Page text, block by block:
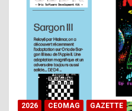
2026 CEOMAG GAZETTE